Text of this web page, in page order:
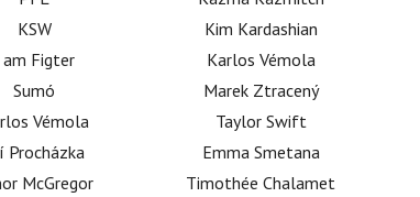
KSW
am Figter
Sumó
Vémola
Procházka
McGregor
Kim Kardashian
Karlos Vémola
Marek Ztracený
Taylor Swift
Emma Smetana
Timothée Chalamet